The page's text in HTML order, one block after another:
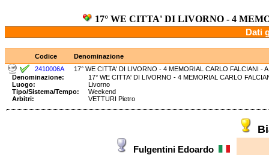
17° WE CITTA' DI LIVORNO - 4
Dati
Codice
Denominazione
2410006A
17° WE CITTA' DI LIVORNO - 4 MEMORIAL CARLO FALCIANI - A
Denominazione:
17° WE CITTA' DI LIVORNO - 4 MEMORIAL CARLO
Luogo:
Livorno
Tipo/Sistema/Tempo:
Weekend
Arbitri:
VETTURI Pietro
Fulgentini Edoardo